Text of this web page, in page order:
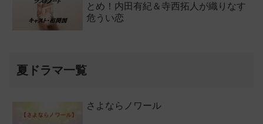
とめ！内田有紀＆寺西拓人が織りなす
危うい恋
夏ドラマ一覧
さよならノワール